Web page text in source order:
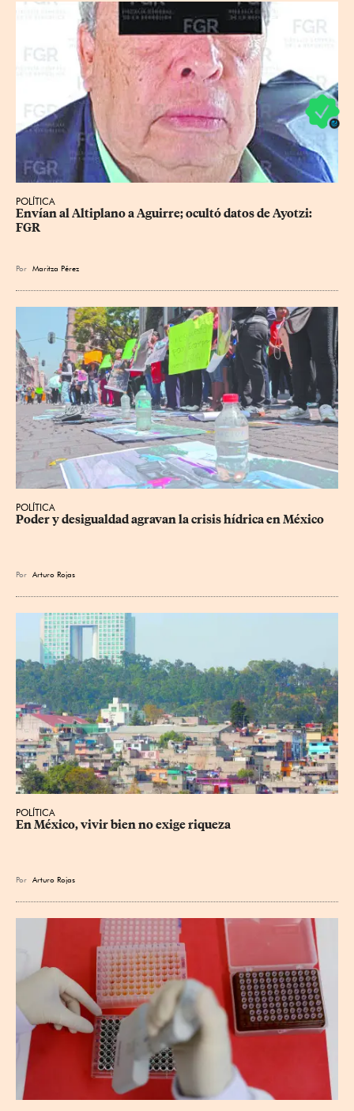
POLÍTICA
Envían al Altiplano a Aguirre; ocultó datos de Ayotzi:
FGR
Por Maritza Pérez
POLÍTICA
Poder y desigualdad agravan la crisis hídrica en México
Por Arturo Rojas
POLÍTICA
En México, vivir bien no exige riqueza
Por Arturo Rojas